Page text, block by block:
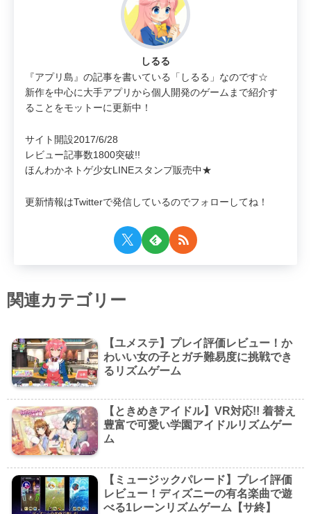
しるる
『アプリ島』の記事を書いている「しるる」なのです☆
新作を中心に大手アプリから個人開発のゲームまで紹介す
ることをモットーに更新中！
サイト開設2017/6/28
レビュー記事数1800突破!!
ほんわかネトゲ少女LINEスタンプ販売中★
更新情報はTwitterで発信しているのでフォローしてね！
関連カテゴリー
【ユメステ】プレイ評価レビュー！か
わいい女の子とガチ難易度に挑戦でき
るリズムゲーム
【ときめきアイドル】VR対応!! 着替え
豊富で可愛い学園アイドルリズムゲー
ム
【ミュージックパレード】プレイ評価
レビュー！ディズニーの有名楽曲で遊
べる1レーンリズムゲーム【サ終】